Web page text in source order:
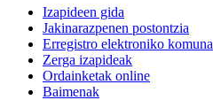
Izapideen gida
Jakinarazpenen postontzia
Erregistro elektroniko komuna
Zerga izapideak
Ordainketak online
Baimenak